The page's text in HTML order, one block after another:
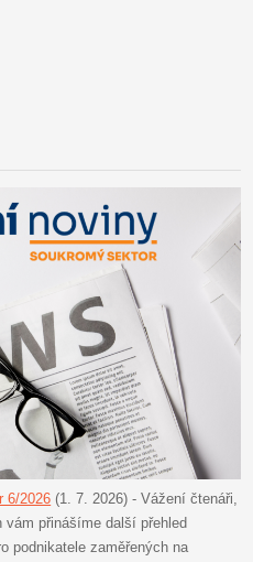
6/2026 (1. 7. 2026) - Vážení čtenáři,
přinášíme další přehled
podnikatele zaměřených na